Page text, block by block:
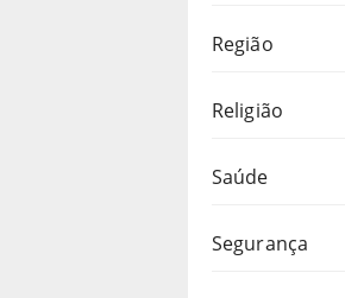
Região
Religião
Saúde
Segurança